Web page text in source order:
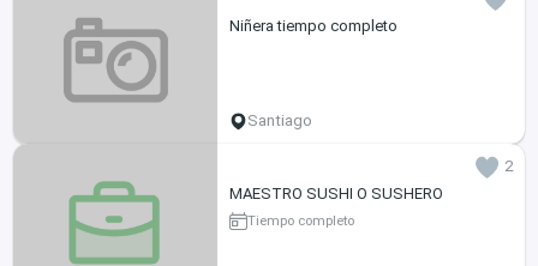
Niñera tiempo completo
Santiago
2
MAESTRO SUSHI O SUSHERO
Tiempo completo